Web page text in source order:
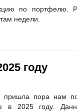
по портфелю.
недели.
году
пришла пора нам
в 2025 году.